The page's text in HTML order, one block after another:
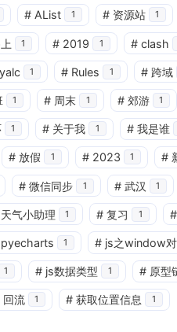
你感兴趣的领域
design-vue2 Array1 CSS
则 JavaScript4 Mac1
checkbox-group1 css21
# AList 1 # 资源站 1
1 # 2019 1 # clash
yalc 1 # Rules 1 # 跨域
1 # 周末 1 # 郊游 1
1 # 关于我 1 # 我是谁
# 放假 1 # 2023 1 #
# 微信同步 1 # 武汉 1
天气小助理 1 # 复习 1 #
pyecharts 1 # js之window
1 # js数据类型 1 # 原型
回流 1 # 获取位置信息 1